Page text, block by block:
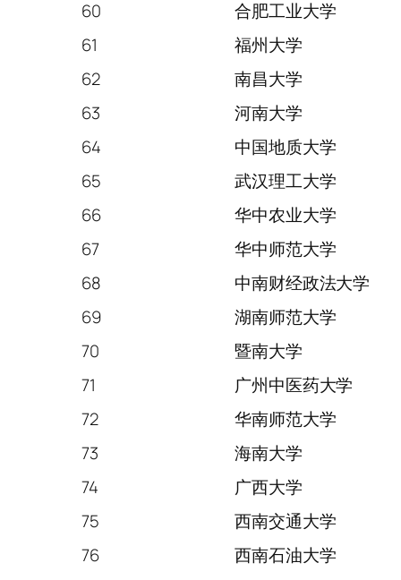
60
合肥工业大学
61
福州大学
62
南昌大学
63
河南大学
64
中国地质大学
65
武汉理工大学
66
华中农业大学
67
华中师范大学
68
中南财经政法大学
69
湖南师范大学
70
暨南大学
71
广州中医药大学
72
华南师范大学
73
海南大学
74
广西大学
75
西南交通大学
76
西南石油大学